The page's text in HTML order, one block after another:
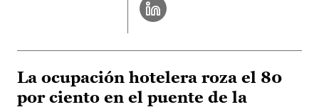
La ocupación hotelera roza el 80
por ciento en el puente de la